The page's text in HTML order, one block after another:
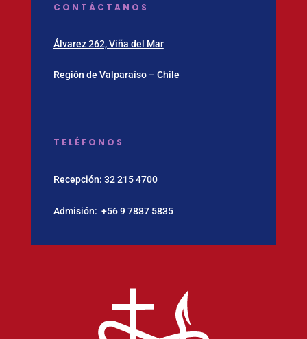
CONTÁCTANOS
Álvarez 262, Viña del Mar
Región de Valparaíso – Chile
TELÉFONOS
Recepción: 32 215 4700
Admisión: ‪+56 9 7887 5835